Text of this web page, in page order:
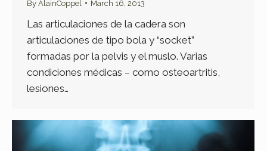
By AlainCoppel March 16, 2013
Las articulaciones de la cadera son
articulaciones de tipo bola y “socket”
formadas por la pelvis y el muslo. Varias
condiciones médicas – como osteoartritis,
lesiones…